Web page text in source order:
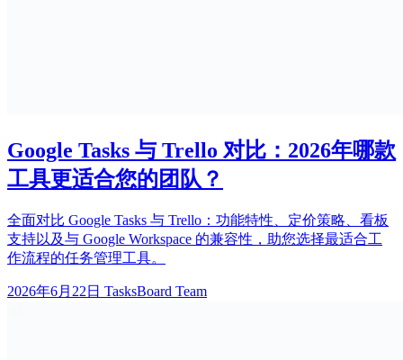
Google Tasks 与 Trello 对比：2026年哪款
工具更适合您的团队？
全面对比 Google Tasks 与 Trello：功能特性、定价策略、看板
支持以及与 Google Workspace 的兼容性，助您选择最适合工
作流程的任务管理工具。
2026年6月22日 TasksBoard Team